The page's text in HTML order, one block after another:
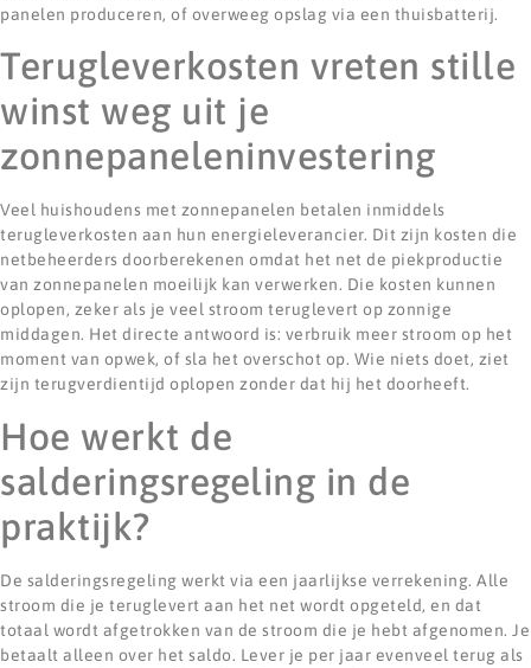
panelen produceren, of overweeg opslag via een thuisbatterij.
Terugleverkosten vreten stille
winst weg uit je
zonnepaneleninvestering
Veel huishoudens met zonnepanelen betalen inmiddels
terugleverkosten aan hun energieleverancier. Dit zijn kosten die
netbeheerders doorberekenen omdat het net de piekproductie
van zonnepanelen moeilijk kan verwerken. Die kosten kunnen
oplopen, zeker als je veel stroom teruglevert op zonnige
middagen. Het directe antwoord is: verbruik meer stroom op het
moment van opwek, of sla het overschot op. Wie niets doet, ziet
zijn terugverdientijd oplopen zonder dat hij het doorheeft.
Hoe werkt de
salderingsregeling in de
praktijk?
De salderingsregeling werkt via een jaarlijkse verrekening. Alle
stroom die je teruglevert aan het net wordt opgeteld, en dat
totaal wordt afgetrokken van de stroom die je hebt afgenomen. Je
betaalt alleen over het saldo. Lever je per jaar evenveel terug als